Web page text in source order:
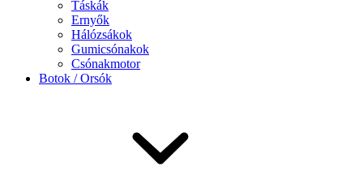
Táskák
Ernyők
Hálózsákok
Gumicsónakok
Csónakmotor
Botok / Orsók